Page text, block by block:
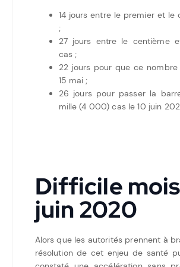
14 jours entre le premier et le
;
27 jours entre le centième
cas ;
22 jours pour que ce
15 mai ;
26 jours pour passer la
mille (4 000) cas le 10 juin
Difficile
juin 2020
Alors que les autorités prennent à
résolution de cet enjeu de santé